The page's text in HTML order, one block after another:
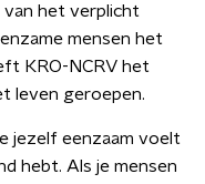
van het verplicht
mensen het
KRO-NCRV het
leven geroepen.
jezelf eenzaam voelt
hebt. Als je mensen